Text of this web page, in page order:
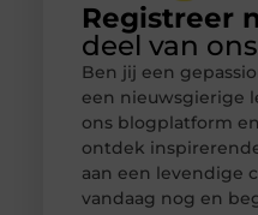
Registreer
deel van
Ben jij een
een nieuwsgierige
ons blogplatform
ontdek
aan een levendige
vandaag nog en